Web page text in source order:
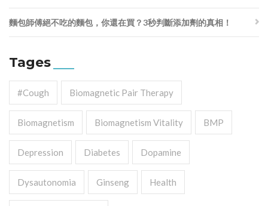
麵包師傅絕不吃的麵包，你還在買？3秒判斷添加劑的真相！
Tages
#cough Biomagnetic Pair Therapy
Biomagnetism Biomagnetism Vitality BMP
Depression Diabetes Dopamine
Dysautonomia Ginseng Health